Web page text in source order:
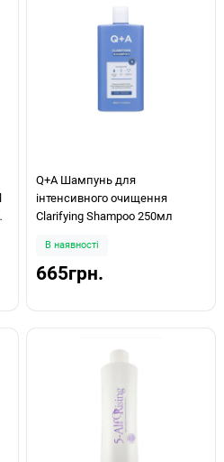
Q+A Шампунь для
інтенсивного очищення
Clarifying Shampoo 250мл
В наявності
665грн.